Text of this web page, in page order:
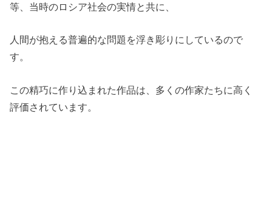
等、当時のロシア社会の実情と共に、
人間が抱える普遍的な問題を浮き彫りにしているので
す。
この精巧に作り込まれた作品は、多くの作家たちに高く
評価されています。